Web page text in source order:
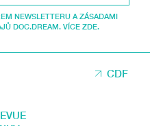
NEWSLETTERU A ZÁSADAMI
DOC.DREAM. VÍCE ZDE.
CDF